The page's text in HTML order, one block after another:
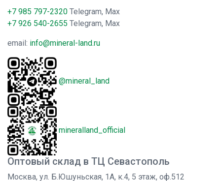
+7 985 797-2320 Telegram, Max
+7 926 540-2655 Telegram, Max
email: info@mineral-land.ru
@mineral_land
mineralland_official
Оптовый склад в ТЦ Севастополь
Москва, ул. Б.Юшуньская, 1А, к.4, 5 этаж, оф.512